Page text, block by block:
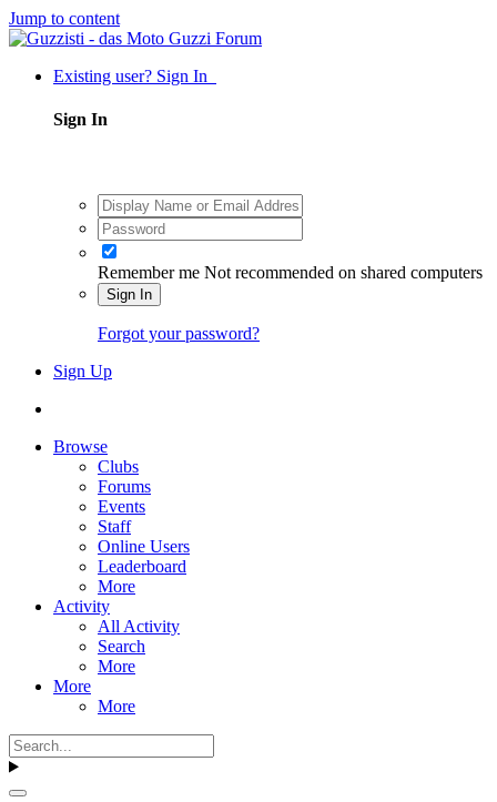
Jump to content
Existing user? Sign In
Sign In
Remember me Not recommended on shared computers
Sign In
Forgot your password?
Sign Up
Browse
Clubs
Forums
Events
Staff
Online Users
Leaderboard
More
Activity
All Activity
Search
More
More
More